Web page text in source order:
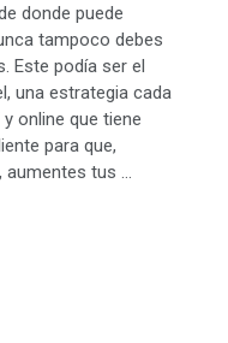
donde puede
tampoco debes
Este podía ser el
una estrategia cada
online que tiene
para que,
tus …